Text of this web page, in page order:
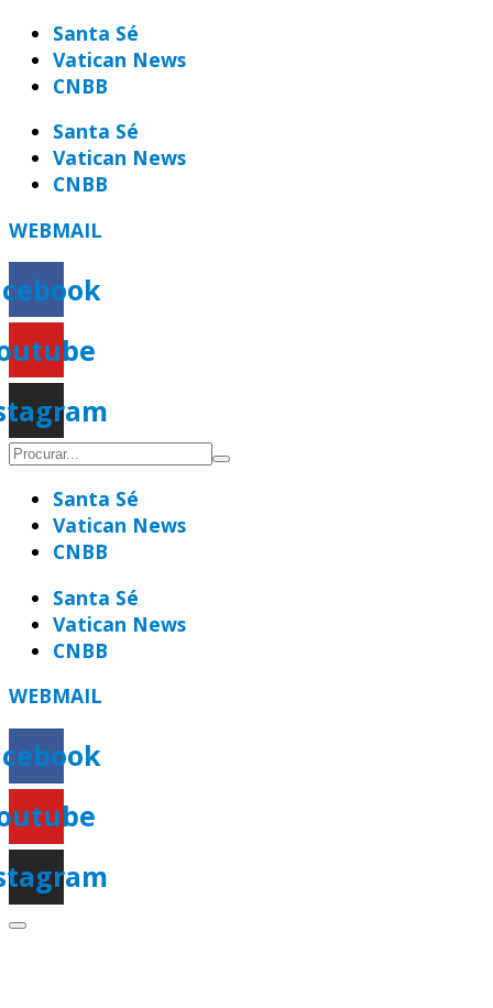
para
Santa Sé
Vatican News
CNBB
Santa Sé
Vatican News
CNBB
WEBMAIL
Santa Sé
Vatican News
CNBB
Santa Sé
Vatican News
CNBB
WEBMAIL